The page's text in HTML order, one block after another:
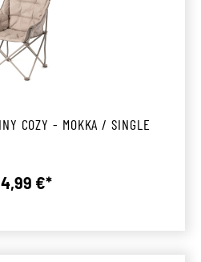
COZY - MOKKA / SINGLE
Regulärer Preis:
€*